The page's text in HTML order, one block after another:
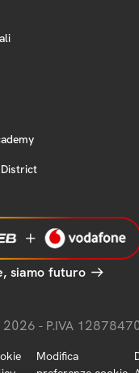
siamo futuro
- P.IVA
Modifica